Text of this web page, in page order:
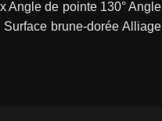
Angle de pointe 130° Angle
brune-dorée Alliage